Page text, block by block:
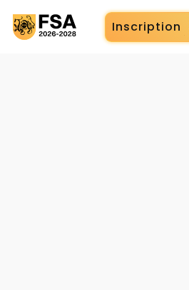
Inscription